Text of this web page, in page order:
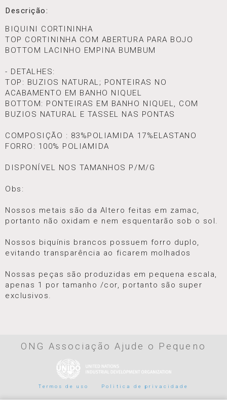
Descrição:
BIQUINI CORTININHA
TOP CORTININHA COM ABERTURA PARA BOJO
BOTTOM LACINHO EMPINA BUMBUM
- DETALHES:
TOP: BUZIOS NATURAL; PONTEIRAS NO
ACABAMENTO EM BANHO NIQUEL
BOTTOM: PONTEIRAS EM BANHO NIQUEL, COM
BUZIOS NATURAL E TASSEL NAS PONTAS
COMPOSIÇÃO : 83%POLIAMIDA 17%ELASTANO
FORRO: 100% POLIAMIDA
DISPONÍVEL NOS TAMANHOS P/M/G
Obs:
Nossos metais são da Altero feitas em zamac,
portanto não oxidam e nem esquentarão sob o sol.
Nossos biquínis brancos possuem forro duplo,
evitando transparência ao ficarem molhados
Nossas peças são produzidas em pequena escala,
apenas 1 por tamanho /cor, portanto são super
exclusivos.
ONG Associação Ajude o Pequeno
Termos de uso Politica de privacidade